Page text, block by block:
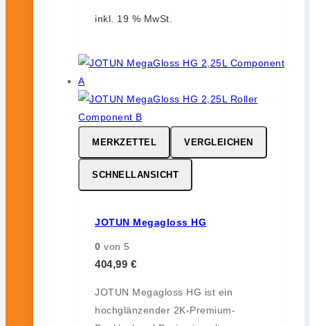
inkl. 19 % MwSt.
MERKZETTEL VERGLEICHEN
SCHNELLANSICHT
JOTUN Megagloss HG
0 von 5
404,99 €
JOTUN Megagloss HG ist ein
hochglänzender 2K-Premium-